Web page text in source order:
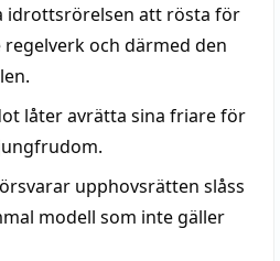
idrottsrörelsen att rösta för
regelverk och därmed den
låter avrätta sina friare för
upphovsrätten slåss
modell som inte gäller